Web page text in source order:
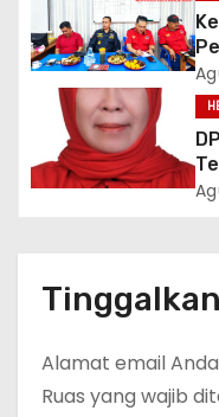
Alamat email
Ruas yang wajib